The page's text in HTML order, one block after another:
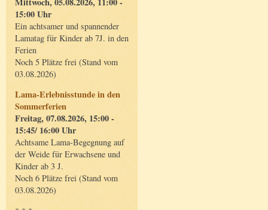
15:00 Uhr
Ein achtsamer und spannender
Lamatag für Kinder ab 7J. in den
Ferien
Noch 5 Plätze frei (Stand vom
03.08.2026)
Lama-Erlebnisstunde in den
Sommerferien
Freitag, 07.08.2026, 15:00 -
15:45/ 16:00 Uhr
Achtsame Lama-Begegnung auf
der Weide für Erwachsene und
Kinder ab 3 J.
Noch 6 Plätze frei (Stand vom
03.08.2026)